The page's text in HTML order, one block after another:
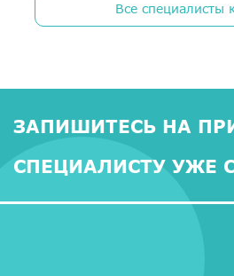
Все специалисты
ЗАПИШИТЕСЬ НА
СПЕЦИАЛИСТУ УЖЕ